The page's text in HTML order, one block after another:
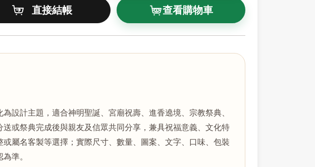
查看購物車
設計主題，適合神明聖誕、宮廟祝壽、進香遶境、宗教祭典、
或祭典完成後與親友及信眾共同分享，兼具祝福意義、文化特
屬名客製等選擇；實際尺寸、數量、圖案、文字、口味、包裝
準。